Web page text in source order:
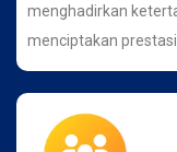
menghadirkan
menciptakan